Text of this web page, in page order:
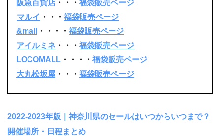
阪急百貨店 ・・・ 福袋販売ページ
マルイ ・・・ 福袋販売ページ
&mall
・・・・ 福袋販売ページ
アイルミネ ・・・ 福袋販売ページ
LOCOMALL ・・・・ 福袋販売ページ
大丸松坂屋 ・・・ 福袋販売ページ
2022-2023年版｜神奈川県のセールはいつからいつまで？
開催場所・日程まとめ